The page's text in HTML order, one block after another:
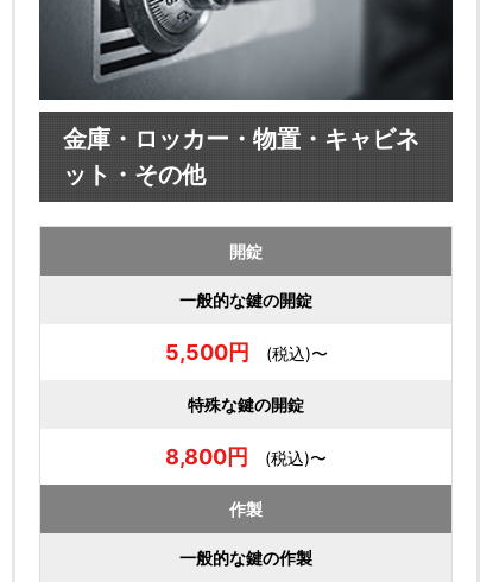
金庫・ロッカー・物置・キャビネ
ット・その他
開錠
一般的な鍵の開錠
5,500円 (税込)〜
特殊な鍵の開錠
8,800円 (税込)〜
作製
一般的な鍵の作製